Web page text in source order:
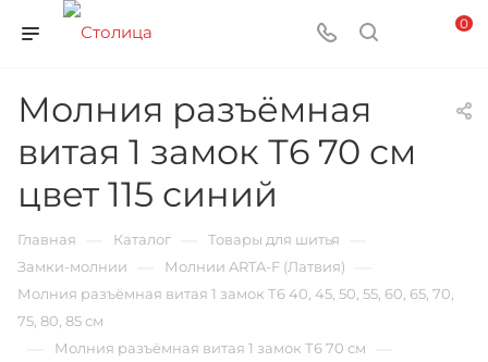
0
Молния разъёмная
витая 1 замок Т6 70 см
цвет 115 синий
Главная Каталог Товары для шитья
Замки-молнии Молнии ARTA-F (Латвия)
Молния разъёмная витая 1 замок Т6 40, 45, 50, 55, 60, 65, 70,
75, 80, 85 см
Молния разъёмная витая 1 замок Т6 70 см